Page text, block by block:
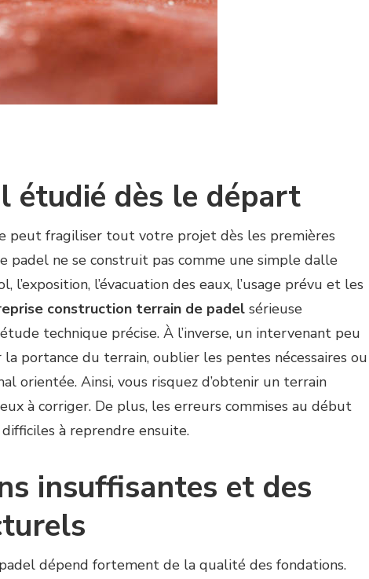
étudié dès le départ
peut fragiliser tout votre projet dès les premières
padel ne se construit pas comme une simple dalle
l’exposition, l’évacuation des eaux, l’usage prévu et les
construction terrain de padel sérieuse
technique précise. À l’inverse, un intervenant peu
portance du terrain, oublier les pentes nécessaires ou
orientée. Ainsi, vous risquez d’obtenir un terrain
à corriger. De plus, les erreurs commises au début
à reprendre ensuite.
insuffisantes et des
dépend fortement de la qualité des fondations.